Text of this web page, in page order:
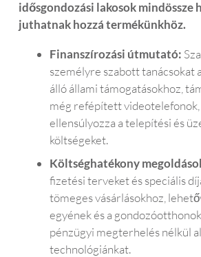
idősgondozási lakosok mindössze
juthatnak hozzá termékünkhöz.
Finanszírozási útmutató:
személyre szabott tanácsokat
álló állami támogatásokhoz,
még refépített
ellensúlyozza a telepítési és
költségeket.
Költséghatékony
fizetési terveket és speciális
tömeges vásárlásokhoz,
egyének és a
pénzügyi megterhelés nélkül
technológiánkat.